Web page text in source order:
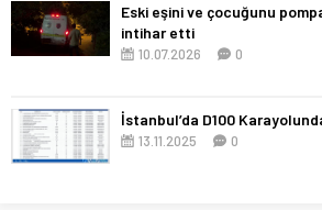
Eski eşini ve çocuğunu
intihar etti
10.07.2026 0
İstanbul’da D100
13.11.2025 0